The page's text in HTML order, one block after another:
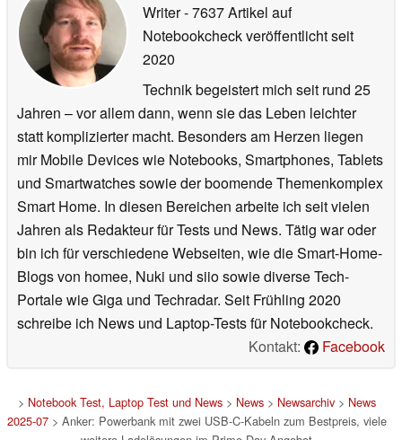
Writer- 7637 Artikel auf
Notebookcheck veröffentlichtseit
2020
Technik begeistert mich seit rund 25
Jahren – vor allem dann, wenn sie das Leben leichter
statt komplizierter macht. Besonders am Herzen liegen
mir Mobile Devices wie Notebooks, Smartphones, Tablets
und Smartwatches sowie der boomende Themenkomplex
Smart Home. In diesen Bereichen arbeite ich seit vielen
Jahren als Redakteur für Tests und News. Tätig war oder
bin ich für verschiedene Webseiten, wie die Smart-Home-
Blogs von homee, Nuki und siio sowie diverse Tech-
Portale wie Giga und Techradar. Seit Frühling 2020
schreibe ich News und Laptop-Tests für Notebookcheck.
Kontakt:
Facebook
> Notebook Test, Laptop Test und News> News> Newsarchiv> News
2025-07> Anker: Powerbank mit zwei USB-C-Kabeln zum Bestpreis, viele